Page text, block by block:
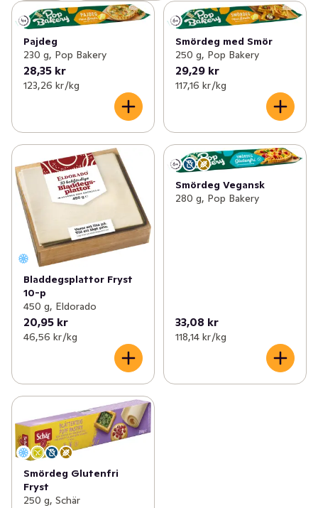
Knäckebröd & skorpor (104)
✓ Kex & kakor
✓ Kaffebröd & tårtor
Korv- & hamburgerbröd
✓ Tilltugg (48)
✓ Deg & bak (15)
✓ Övrigt deg & bak (4)
✓ Smördeg & mördeg
✓ Pizzadeg
(2)
Pajdeg
230 g, Pop Bakery
28,35 kr
123,26 kr /kg
Smördeg med Smör
250 g, Pop Bakery
29,29 kr
117,16 kr /kg
Bladdegsplattor Fryst
10-p
450 g, Eldorado
20,95 kr
46,56 kr /kg
Smördeg Vegansk
280 g, Pop Bakery
33,08 kr
118,14 kr /kg
Smördeg Glutenfri
Fryst
250 g, Schär